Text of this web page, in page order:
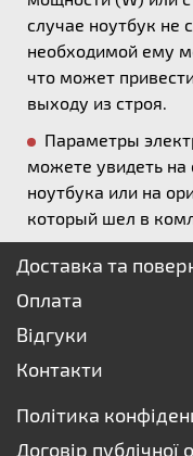
случае ноутбук не
необходимой ему
что может
выходу из строя.
Параметры
можете увидеть на
ноутбука или на
который шел в
Доставка та
Оплата
Відгуки
Контакти
Політика
Договір публічної